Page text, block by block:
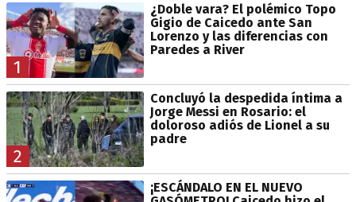
1
¿Doble vara? El polémico Topo
Gigio de Caicedo ante San
Lorenzo y las diferencias con
Paredes a River
2
Concluyó la despedida íntima a
Jorge Messi en Rosario: el
doloroso adiós de Lionel a su
padre
¡ESCÁNDALO EN EL NUEVO